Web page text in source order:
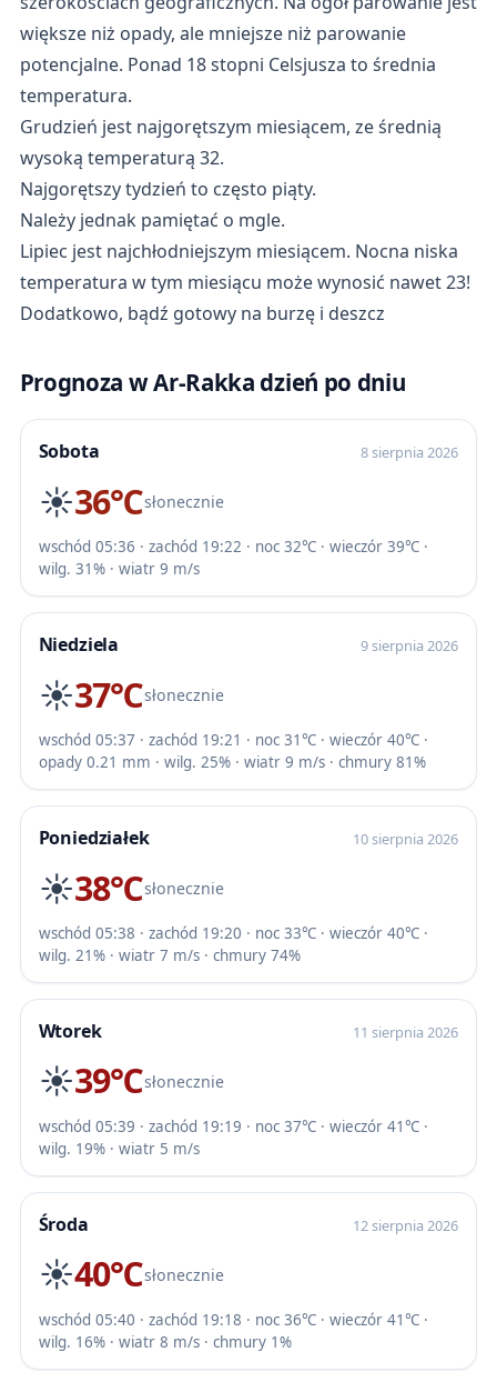
większe niż opady, ale mniejsze niż parowanie
potencjalne. Ponad 18 stopni Celsjusza to średnia
temperatura.
Grudzień jest najgorętszym miesiącem, ze średnią
wysoką temperaturą 32.
Najgorętszy tydzień to często piąty.
Należy jednak pamiętać o mgle.
Lipiec jest najchłodniejszym miesiącem. Nocna niska
temperatura w tym miesiącu może wynosić nawet 23!
Dodatkowo, bądź gotowy na burzę i deszcz
Prognoza w Ar-Rakka dzień po dniu
Sobota 8 sierpnia 2026
☀️36℃słonecznie
wschód 05:36 · zachód 19:22 · noc 32℃ · wieczór 39℃ ·
wilg. 31% · wiatr 9 m/s
Niedziela 9 sierpnia 2026
☀️37℃słonecznie
wschód 05:37 · zachód 19:21 · noc 31℃ · wieczór 40℃ ·
opady 0.21 mm · wilg. 25% · wiatr 9 m/s · chmury 81%
Poniedziałek 10 sierpnia 2026
☀️38℃słonecznie
wschód 05:38 · zachód 19:20 · noc 33℃ · wieczór 40℃ ·
wilg. 21% · wiatr 7 m/s · chmury 74%
Wtorek 11 sierpnia 2026
☀️39℃słonecznie
wschód 05:39 · zachód 19:19 · noc 37℃ · wieczór 41℃ ·
wilg. 19% · wiatr 5 m/s
Środa 12 sierpnia 2026
☀️40℃słonecznie
wschód 05:40 · zachód 19:18 · noc 36℃ · wieczór 41℃ ·
wilg. 16% · wiatr 8 m/s · chmury 1%